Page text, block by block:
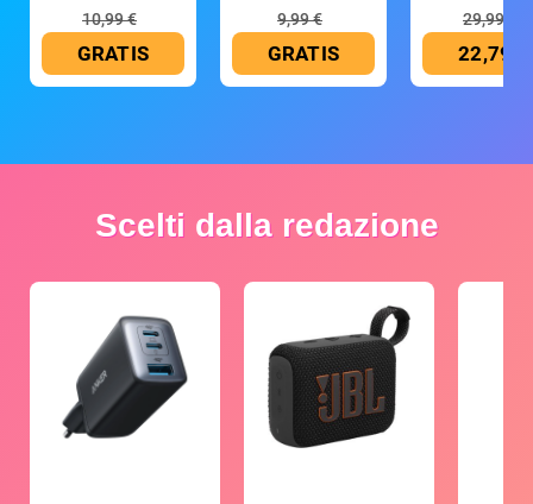
10,99 €
GRATIS
9,99 €
GRATIS
29,99 €
22,79 €
Scelti dalla redazione